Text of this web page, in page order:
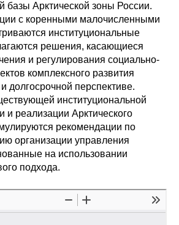
этика
для авторов
требования
оформления
французский семинар
базы Арктической зоны России.
с коренными малочисленными
институциональные
решения, касающиеся
и регулирования социально-
комплексного развития
долгосрочной перспективе.
институциональной
и реализации Арктического
рекомендации по
организации управления
на использовании
подхода.